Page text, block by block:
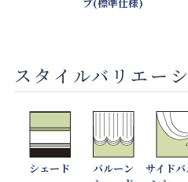
スタイルバリエー
シェード
バルーン
サイド